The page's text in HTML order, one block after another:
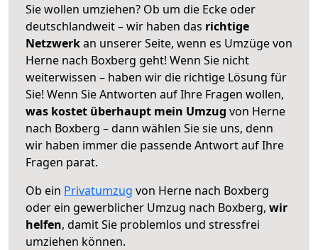
Sie wollen umziehen? Ob um die Ecke oder
deutschlandweit – wir haben das richtige
Netzwerkan unserer Seite, wenn es Umzüge von
Herne nach Boxberg geht! Wenn Sie nicht
weiterwissen – haben wir die richtige Lösung für
Sie! Wenn Sie Antworten auf Ihre Fragen wollen,
was kostet überhaupt mein Umzug von Herne
nach Boxberg – dann wählen Sie sie uns, denn
wir haben immer die passende Antwort auf Ihre
Fragen parat.
Ob ein Privatumzug von Herne nach Boxberg
oder ein gewerblicher Umzug nach Boxberg, wir
helfen, damit Sie problemlos und stressfrei
umziehen können.